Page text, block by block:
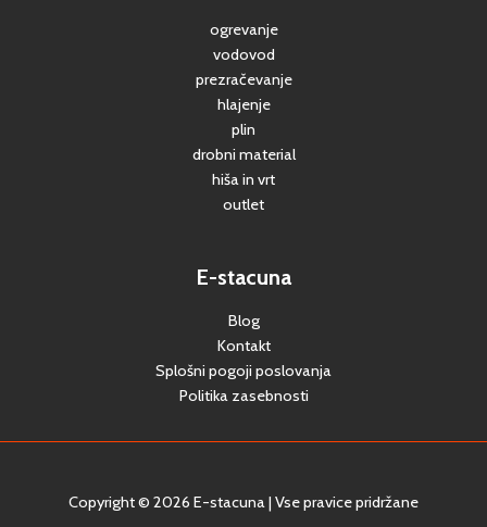
ogrevanje
vodovod
prezračevanje
hlajenje
plin
drobni material
hiša in vrt
outlet
E-stacuna
Blog
Kontakt
Splošni pogoji poslovanja
Politika zasebnosti
Copyright © 2026 E-stacuna | Vse pravice pridržane